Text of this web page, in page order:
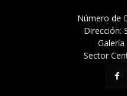
Número de
Dirección:
Sector